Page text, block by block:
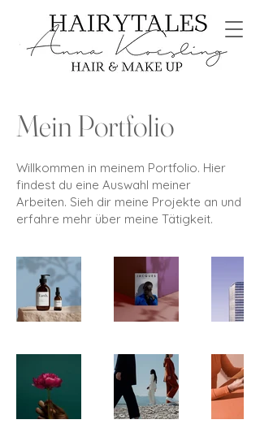
Mein Portfolio
Willkommen in meinem Portfolio. Hier
findest du eine Auswahl meiner
Arbeiten. Sieh dir meine Projekte an und
erfahre mehr über meine Tätigkeit.